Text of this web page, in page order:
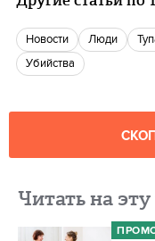
новости люди
убийства
Читать на